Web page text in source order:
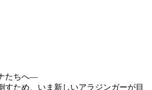
たちへ―
すため、いま新しいアラジンガーが目